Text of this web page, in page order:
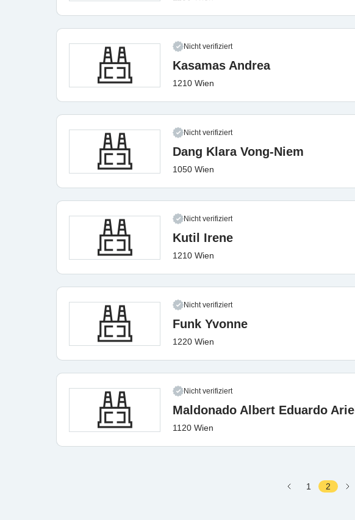
Nicht verifiziert
Kasamas Andrea
1210 Wien
Nicht verifiziert
Dang Klara Vong-Niem
1050 Wien
Nicht verifiziert
Kutil Irene
1210 Wien
Nicht verifiziert
Funk Yvonne
1220 Wien
Nicht verifiziert
Maldonado Albert Eduardo Ariel
1120 Wien
1 2